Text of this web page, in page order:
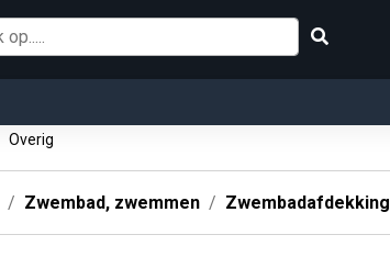
Overig
Zwembad, zwemmen Zwembadafdekking